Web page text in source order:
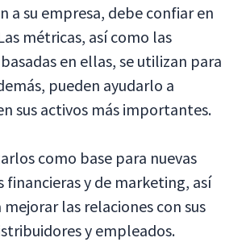
a su empresa, debe confiar en
métricas, así como las
en ellas, se utilizan para
pueden ayudarlo a
sus activos más importantes.
como base para nuevas
financieras y de marketing, así
las relaciones con sus
y empleados.